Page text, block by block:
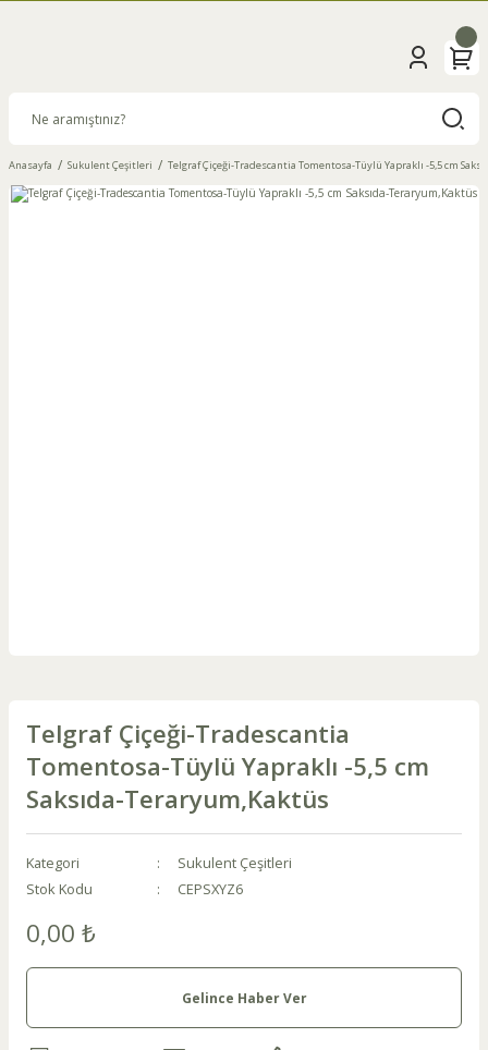
Anasayfa Sukulent Çeşitleri Telgraf Çiçeği-Tradescantia Tomentosa-Tüylü Yapraklı -5,5 cm
Telgraf Çiçeği-Tradescantia
Tomentosa-Tüylü Yapraklı -5,5 cm
Saksıda-Teraryum,Kaktüs
Kategori
Sukulent Çeşitleri
Stok Kodu
CEPSXYZ6
0,00 ₺
Gelince Haber Ver